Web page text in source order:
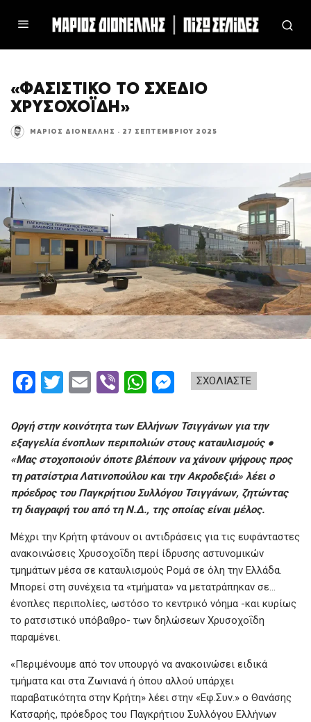
«ΦΑΣΙΣΤΙΚΟ ΤΟ ΣΧΕΔΙΟ
ΧΡΥΣΟΧΟΪΔΗ»
ΜΆΡΙΟΣ ΔΙΟΝΈΛΛΗΣ · 27 ΣΕΠΤΕΜΒΡΊΟΥ 2025
ΣΧΟΛΙΑΣΤΕ
F
ce
b
o
o
k
T
tt
er
E
ail
Vi
er
W
at
s
A
p
p
se
n
g
er
Οργή στην κοινότητα των Ελλήνων Τσιγγάνων για την
εξαγγελία ένοπλων περιπολιών στους καταυλισμούς ●
«Μας στοχοποιούν όποτε βλέπουν να χάνουν ψήφους προς
τη ρατσίστρια Λατινοπούλου και την Ακροδεξιά» λέει ο
πρόεδρος του Παγκρήτιου Συλλόγου Τσιγγάνων, ζητώντας
τη διαγραφή του από τη Ν.Δ., της οποίας είναι μέλος.
Μέχρι την Κρήτη φτάνουν οι αντιδράσεις για τις ευφάνταστες
ανακοινώσεις Χρυσοχοΐδη περί ίδρυσης αστυνομικών
τμημάτων μέσα σε καταυλισμούς Ρομά σε όλη την Ελλάδα.
Μπορεί στη συνέχεια τα «τμήματα» να μετατράπηκαν σε…
ένοπλες περιπολίες, ωστόσο το κεντρικό νόημα -και κυρίως
το ρατσιστικό υπόβαθρο- των δηλώσεων Χρυσοχοΐδη
παραμένει.
«Περιμένουμε από τον υπουργό να ανακοινώσει ειδικά
τμήματα και στα Ζωνιανά ή όπου αλλού υπάρχει
παραβατικότητα στην Κρήτη» λέει στην «Εφ.Συν.» ο Θανάσης
Κατσαρής, πρόεδρος του Παγκρήτιου Συλλόγου Ελλήνων